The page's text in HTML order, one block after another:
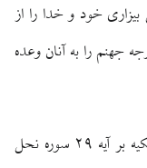
خود و خدا را از
جهنم را به آنان وعده
در خطبه غدیر پیامبر صلی الله علیه و آله با تکیه بر آیه ۲۹ سوره نحل